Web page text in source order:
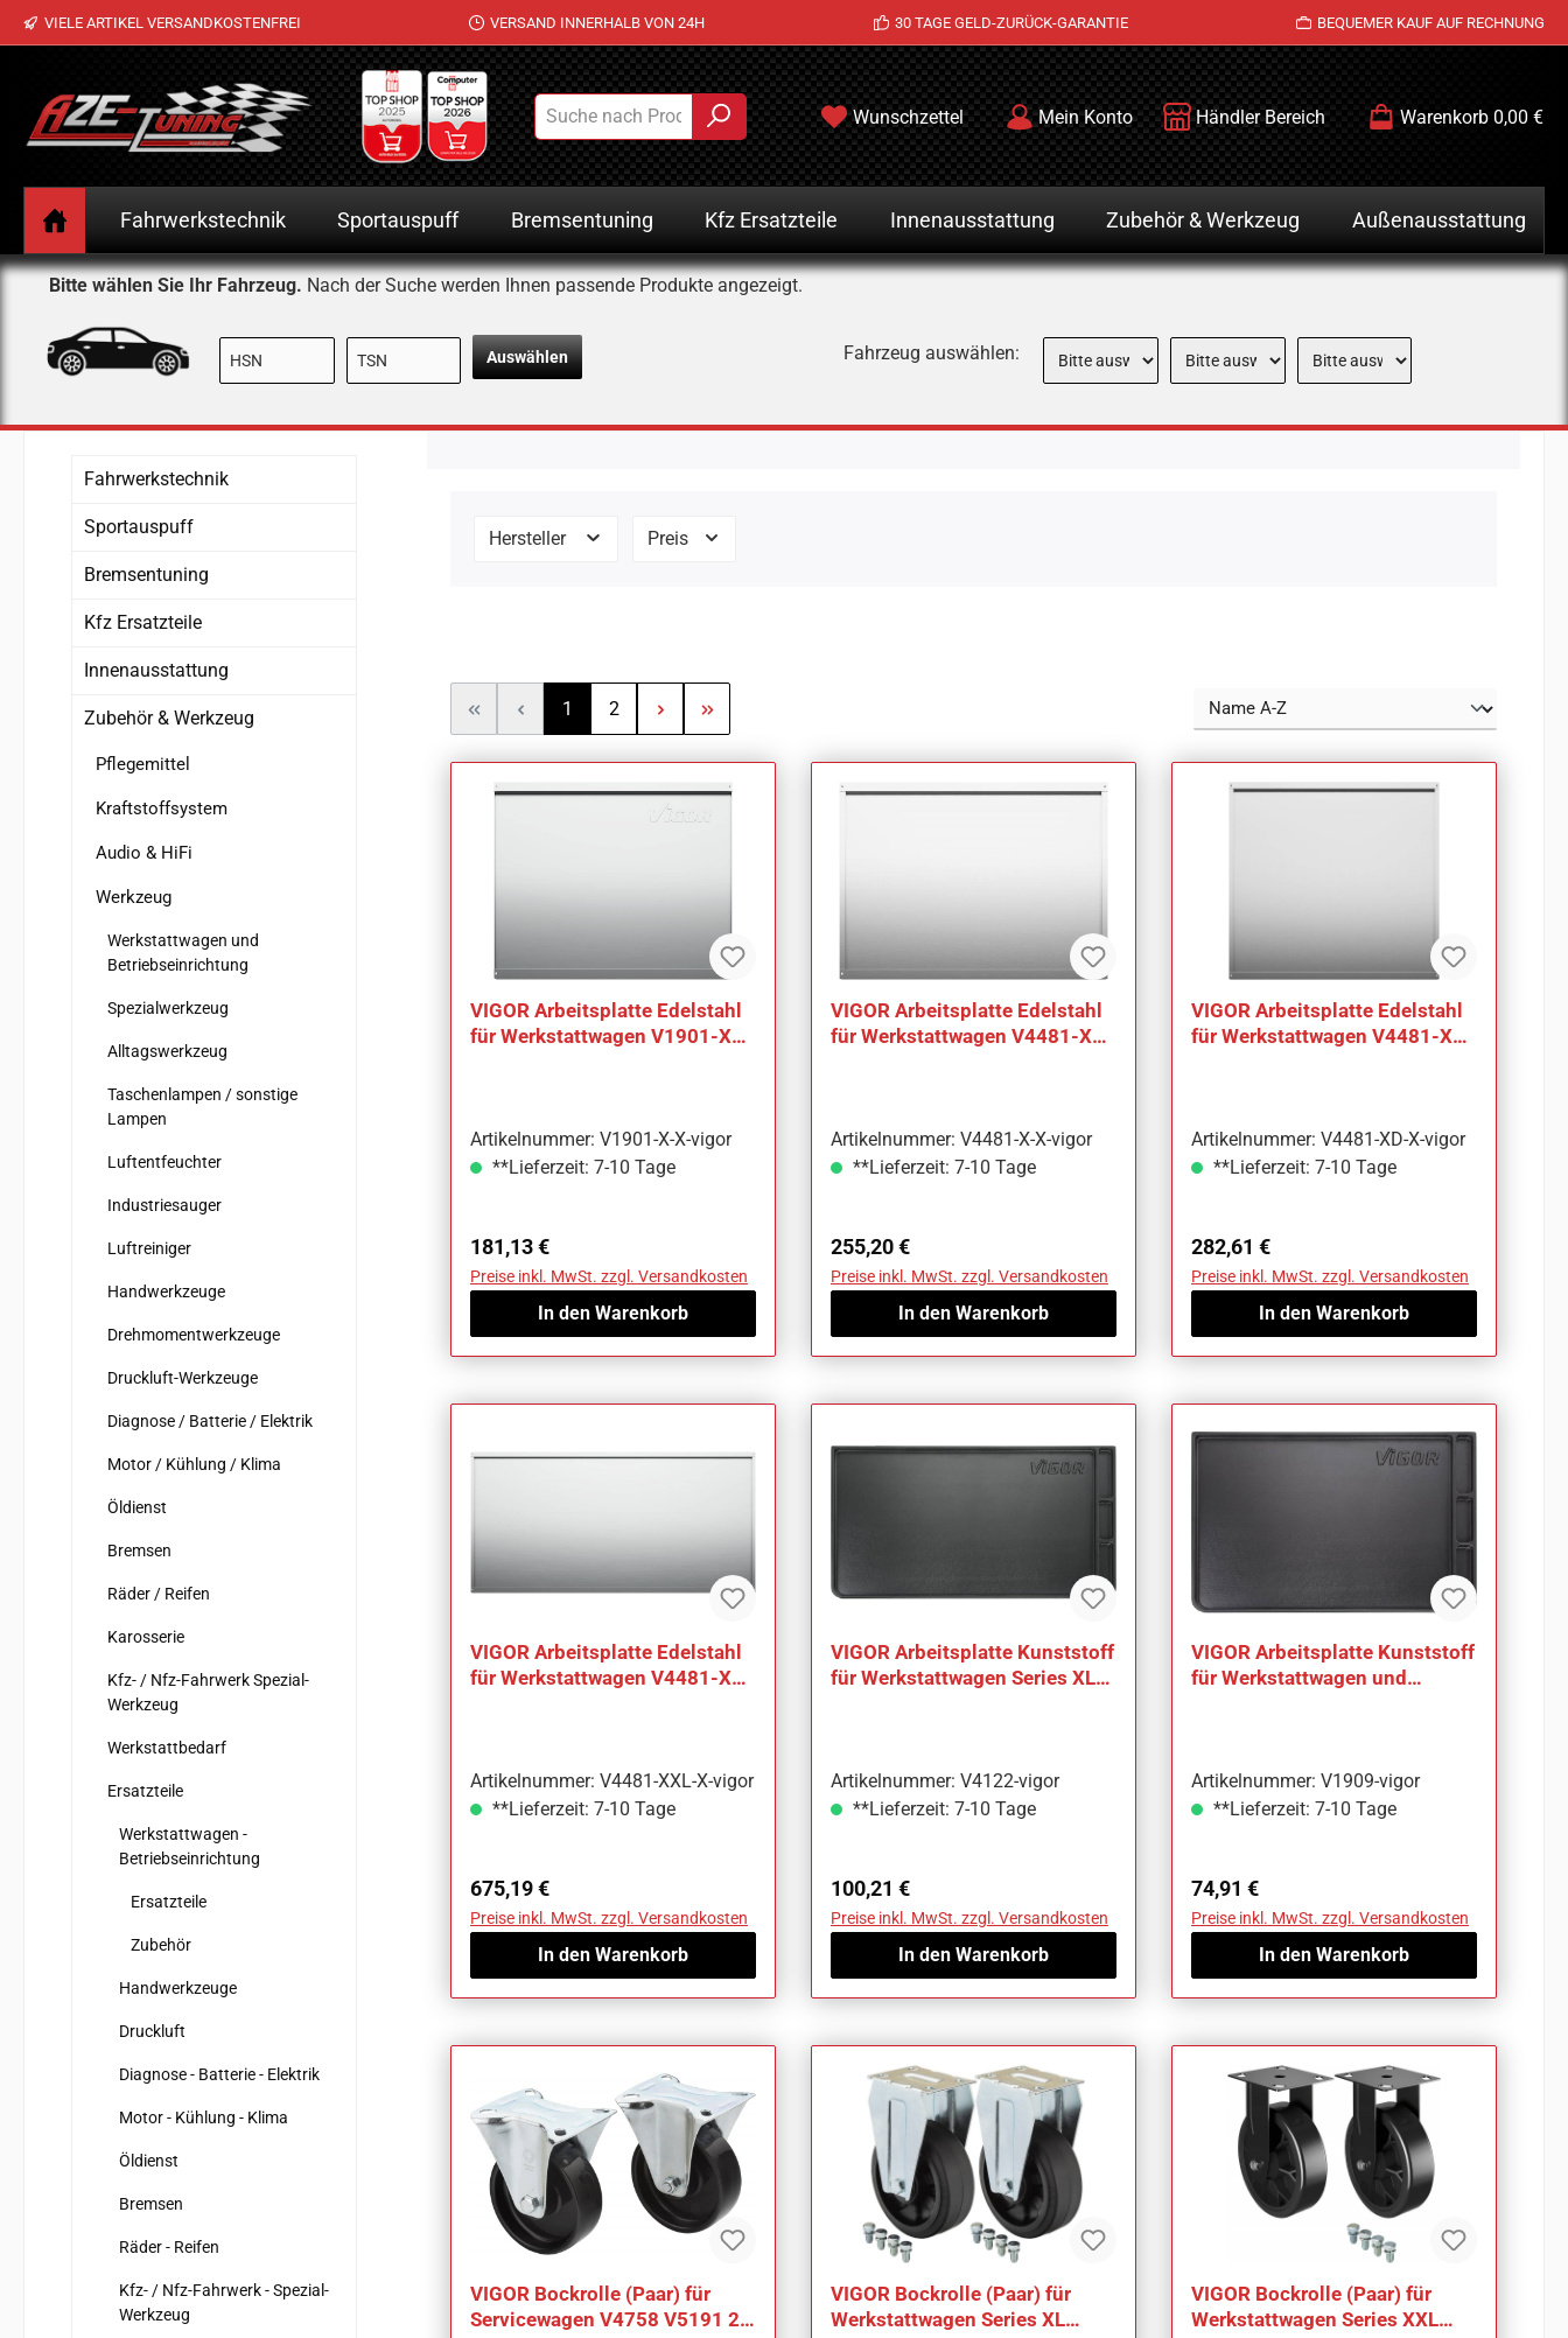
Hauptinhalt springen
Zur Suche springen
Zur Hauptnavigation springen
VIELE ARTIKEL VERSANDKOSTENFREI VERSAND INNERHALB VON 24H 30 TAGE GELD-ZURÜCK-GARANTIE BEQUEMER KAUF AUF RECHNUNG
Wunschzettel Mein Konto Händler Bereich Warenkorb 0,00 €
Fahrwerkstechnik Sportauspuff Bremsentuning Kfz Ersatzteile Innenausstattung Zubehör & Werkzeug Außenausstattung
Bitte wählen Sie Ihr Fahrzeug. Nach der Suche werden Ihnen passende Produkte angezeigt.
Auswählen Fahrzeug auswählen:
Fahrwerkstechnik
Sportauspuff
Bremsentuning
Kfz Ersatzteile
Innenausstattung
Zubehör & Werkzeug
Pflegemittel
Kraftstoffsystem
Audio & HiFi
Werkzeug
Werkstattwagen und
Betriebseinrichtung
Spezialwerkzeug
Alltagswerkzeug
Taschenlampen / sonstige
Lampen
Luftentfeuchter
Industriesauger
Luftreiniger
Handwerkzeuge
Drehmomentwerkzeuge
Druckluft-Werkzeuge
Diagnose / Batterie / Elektrik
Motor / Kühlung / Klima
Öldienst
Bremsen
Räder / Reifen
Karosserie
Kfz- / Nfz-Fahrwerk Spezial-
Werkzeug
Werkstattbedarf
Ersatzteile
Werkstattwagen -
Betriebseinrichtung
Ersatzteile
Zubehör
Handwerkzeuge
Druckluft
Diagnose - Batterie - Elektrik
Motor - Kühlung - Klima
Öldienst
Bremsen
Räder - Reifen
Kfz- / Nfz-Fahrwerk - Spezial-
Werkzeug
Hersteller Preis
Seite
1 Seite
2
VIGOR Arbeitsplatte Edelstahl
für Werkstattwagen V1901-X
Artikelnummer: V1901-X-X-vigor
**Lieferzeit: 7-10 Tage
Regulärer Preis:
181,13 €
Preise inkl. MwSt. zzgl. Versandkosten
In den Warenkorb
VIGOR Arbeitsplatte Edelstahl
für Werkstattwagen V4481-X
Artikelnummer: V4481-X-X-vigor
**Lieferzeit: 7-10 Tage
Regulärer Preis:
255,20 €
Preise inkl. MwSt. zzgl. Versandkosten
In den Warenkorb
VIGOR Arbeitsplatte Edelstahl
für Werkstattwagen V4481-XD
Artikelnummer: V4481-XD-X-vigor
**Lieferzeit: 7-10 Tage
Regulärer Preis:
282,61 €
Preise inkl. MwSt. zzgl. Versandkosten
In den Warenkorb
VIGOR Arbeitsplatte Edelstahl
für Werkstattwagen V4481-XXL
Artikelnummer: V4481-XXL-X-vigor
**Lieferzeit: 7-10 Tage
Regulärer Preis:
675,19 €
Preise inkl. MwSt. zzgl. Versandkosten
In den Warenkorb
VIGOR Arbeitsplatte Kunststoff
für Werkstattwagen Series XL
Artikelnummer: V4122-vigor
**Lieferzeit: 7-10 Tage
Regulärer Preis:
100,21 €
Preise inkl. MwSt. zzgl. Versandkosten
In den Warenkorb
VIGOR Arbeitsplatte Kunststoff
für Werkstattwagen und
Artikelnummer: V1909-vigor
**Lieferzeit: 7-10 Tage
Regulärer Preis:
74,91 €
Preise inkl. MwSt. zzgl. Versandkosten
In den Warenkorb
VIGOR Bockrolle (Paar) für
Servicewagen V4758 V5191 2-
VIGOR Bockrolle (Paar) für
Werkstattwagen Series XL
VIGOR Bockrolle (Paar) für
Werkstattwagen Series XXL